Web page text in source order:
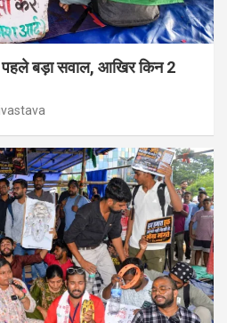
पहले बड़ा सवाल, आखिर किन 2